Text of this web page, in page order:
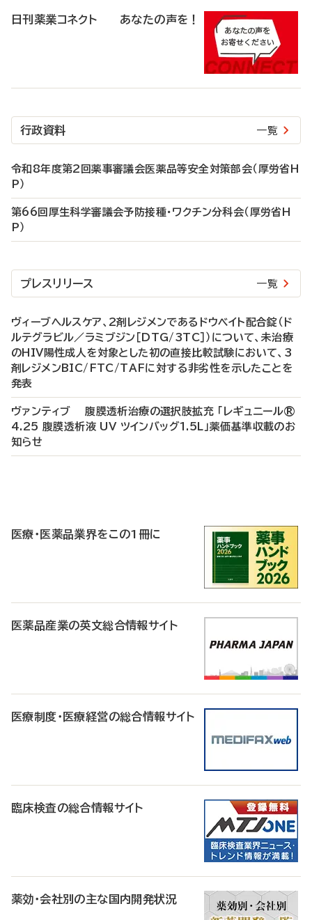
日刊薬業コネクト あなたの声を！
行政資料 一覧
令和8年度第2回薬事審議会医薬品等安全対策部会（厚労省H
P）
第66回厚生科学審議会予防接種・ワクチン分科会（厚労省H
P）
プレスリリース 一覧
ヴィーブヘルスケア、2剤レジメンであるドウベイト配合錠（ド
ルテグラビル／ラミブジン［DTG/3TC］）について、未治療
のHIV陽性成人を対象とした初の直接比較試験において、3
剤レジメンBIC/FTC/TAFに対する非劣性を示したことを
発表
ヴァンティブ 腹膜透析治療の選択肢拡充 「レギュニール®
4.25 腹膜透析液 UV ツインバッグ1.5L」薬価基準収載のお
知らせ
医療・医薬品業界をこの1冊に
医薬品産業の英文総合情報サイト
医療制度・医療経営の総合情報サイト
臨床検査の総合情報サイト
薬効・会社別の主な国内開発状況